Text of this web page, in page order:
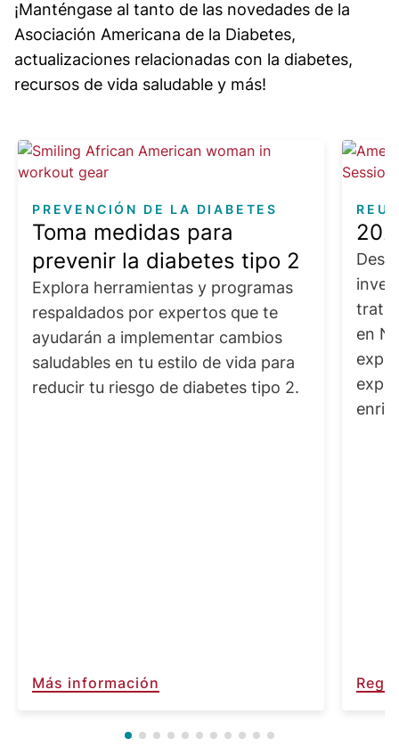
¡Manténgase al tanto de las novedades de la
Asociación Americana de la Diabetes,
actualizaciones relacionadas con la diabetes,
recursos de vida saludable y más!
Image
PREVENCIÓN DE LA DIABETES
Toma medidas para
prevenir la diabetes tipo 2
Explora herramientas y programas
respaldados por expertos que te
ayudarán a implementar cambios
saludables en tu estilo de vida para
reducir tu riesgo de diabetes tipo 2.
Más información
Image
en